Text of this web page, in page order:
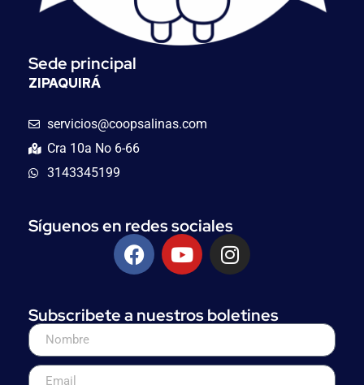
Sede principal
ZIPAQUIRÁ
servicios@coopsalinas.com
Cra 10a No 6-66
3143345199
Síguenos en redes sociales
Subscribete a nuestros boletines